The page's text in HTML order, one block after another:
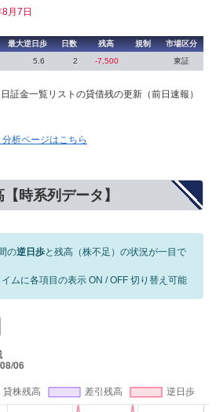
月7日
最大逆日歩 日数 残高 規制
市場区分
5.6 2 -7,500 東証
証金一覧リストの貸借残の更新（前日速報）
析ページはこちら
時系列データ】
の逆日歩と残高（株不足）の状況が一目で
ムに各項目の表示 ON / OFF 切り替え可能